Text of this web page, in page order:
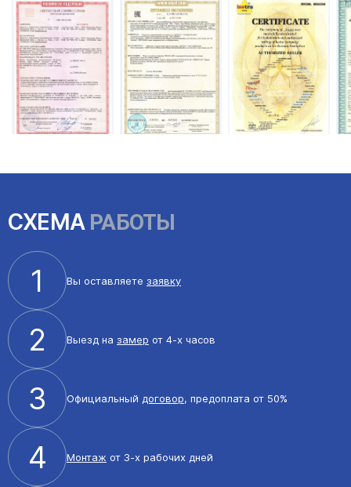
СХЕМАРАБОТЫ
1 Вы оставляете заявку
2 Выезд на замер от 4-х часов
3 Официальный договор, предоплата от 50%
4 Монтаж от 3-х рабочих дней